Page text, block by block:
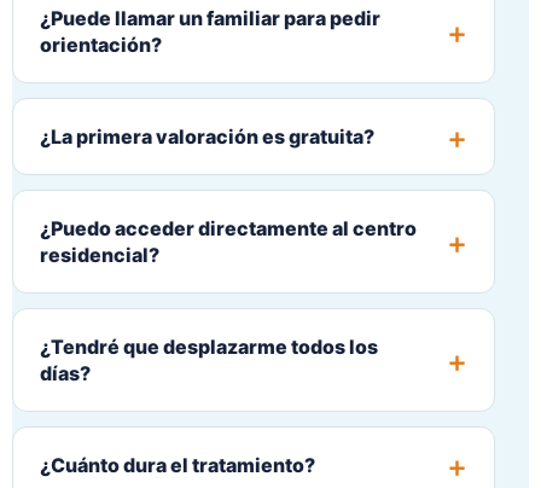
¿Puede llamar un familiar para pedir
orientación?
¿La primera valoración es gratuita?
¿Puedo acceder directamente al centro
residencial?
¿Tendré que desplazarme todos los
días?
¿Cuánto dura el tratamiento?